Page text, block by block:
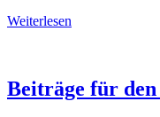
Weiterlesen
Beiträge für